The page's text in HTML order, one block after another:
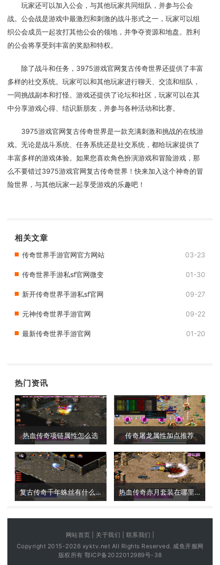
玩家还可以加入公会，与其他玩家共同组队，并参与公会
战。公会战是游戏中最激烈和刺激的战斗形式之一，玩家可以组
织公会成员一起攻打其他公会的领地，并争夺资源和地盘。胜利
的公会将享受到丰富的奖励和特权。
除了战斗和任务，3975游戏官网复古传奇世界还提供了丰富
多样的社交系统。玩家可以和其他玩家进行聊天、交流和组队，
一同挑战副本和打怪。游戏还提供了论坛和社区，玩家可以在其
中分享游戏心得、结识新朋友，并参与各种活动和比赛。
3975游戏官网复古传奇世界是一款充满刺激和挑战的在线游
戏。无论是战斗系统、任务系统还是社交系统，都给玩家提供了
丰富多样的游戏体验。如果您喜欢角色扮演游戏和冒险游戏，那
么不要错过3975游戏官网复古传奇世界！快来加入这个神奇的冒
险世界，与其他玩家一起享受游戏的乐趣吧！
相关文章
传奇世界手游官网官方网站 03-23
传奇世界手游私sf官网微变 01-30
新开传奇世界手游私sf官网 09-27
元神传奇世界手游官网 09-22
最新传奇世界手游官网 01-20
热门资讯
热血传奇项链属性怎么选 传奇屠龙属性加点推荐
复古传奇千年蛛丝有什么用 热血传奇赤月套装在哪里打
网站首页 | 关于我们 | 联系我们 |
Copyright 2015-2026 xyktv.net All Rights Reserved. 咸鱼开服网
版权所有 鄂ICP备2022012989号-38